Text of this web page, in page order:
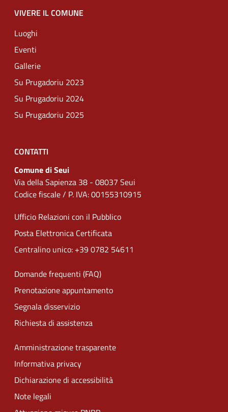
VIVERE IL COMUNE
Luoghi
Eventi
Gallerie
Su Prugadoriu 2023
Su Prugadoriu 2024
Su Prugadoriu 2025
CONTATTI
Comune di Seui
Via della Sapienza 38 - 08037 Seui
Codice fiscale / P. IVA: 00155310915
Ufficio Relazioni con il Pubblico
Posta Elettronica Certificata
Centralino unico: +39 0782 54611
Domande frequenti (FAQ)
Prenotazione appuntamento
Segnala disservizio
Richiesta di assistenza
Amministrazione trasparente
Informativa privacy
Dichiarazione di accessibilità
Note legali